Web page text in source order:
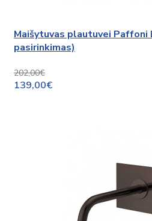
Maišytuvas plautuvei Paffoni
pasirinkimas)
202,00€
139,00€